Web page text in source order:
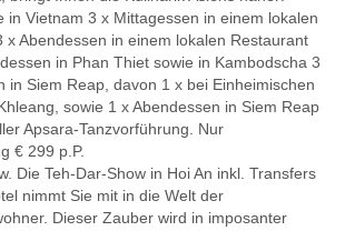
in Vietnam 3 x Mittagessen in einem lokalen
x Abendessen in einem lokalen Restaurant
in Phan Thiet sowie in Kambodscha 3
in Siem Reap, davon 1 x bei Einheimischen
sowie 1 x Abendessen in Siem Reap
Apsara-Tanzvorführung. Nur
€ 299 p.P.
Die Teh-Dar-Show in Hoi An inkl. Transfers
nimmt Sie mit in die Welt der
Dieser Zauber wird in imposanter